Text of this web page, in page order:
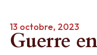
13 octobre, 2023
Guerre